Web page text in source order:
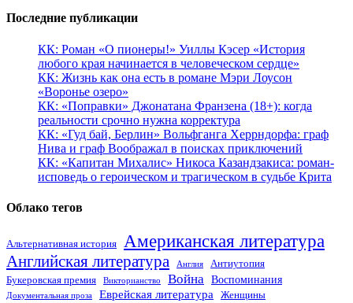
Последние публикации
КК: Роман «О пионеры!» Уиллы Кэсер «История
любого края начинается в человеческом сердце»
КК: Жизнь как она есть в романе Мэри Лоусон
«Воронье озеро»
КК: «Поправки» Джонатана Франзена (18+): когда
реальности срочно нужна корректура
КК: «Гуд бай, Берлин» Вольфганга Херрндорфа: граф
Нива и граф Воображал в поисках приключений
КК: «Капитан Михалис» Никоса Казандзакиса: роман-
исповедь о героическом и трагическом в судьбе Крита
Облако тегов
Альтернативная история Американская литература
Английская литература Англия
Антиутопия
Букеровская премия
Викторианство Война Воспоминания
Документальная проза Еврейская литература
Женщины